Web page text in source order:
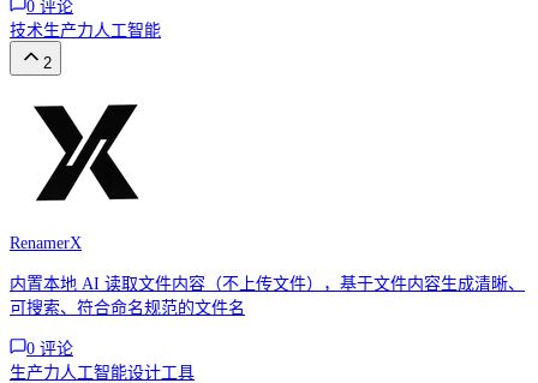
0 评论
技术生产力人工智能
2
RenamerX
内置本地 AI 读取文件内容（不上传文件），基于文件内容生成清晰、
可搜索、符合命名规范的文件名
0 评论
生产力人工智能设计工具